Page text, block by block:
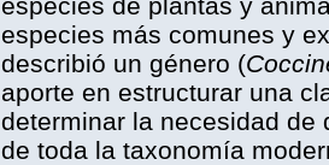
especies más comunes y
describió un género (
aporte en estructurar una
determinar la necesidad
de toda la taxonomía